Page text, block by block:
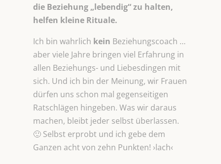
die Beziehung „lebendig“ zu halten,
helfen kleine Rituale.
Ich bin wahrlich kein Beziehungscoach …
aber viele Jahre bringen viel Erfahrung in
allen Beziehungs- und Liebesdingen mit
sich. Und ich bin der Meinung, wir Frauen
dürfen uns schon mal gegenseitigen
Ratschlägen hingeben. Was wir daraus
machen, bleibt jeder selbst überlassen.
🙂 Selbst erprobt und ich gebe dem
Ganzen acht von zehn Punkten! ›lach‹